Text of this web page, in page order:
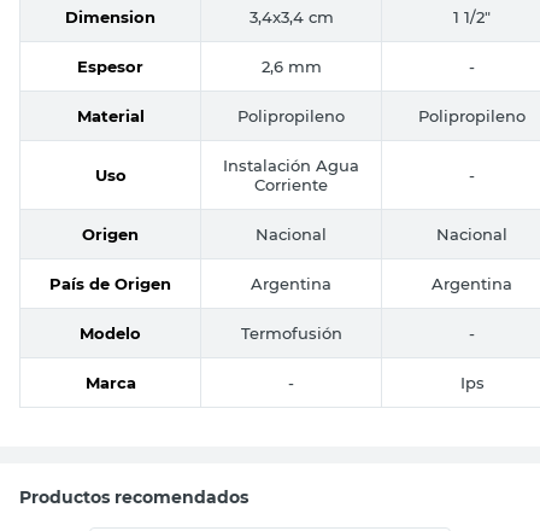
Dimension 3,4x3,4 cm 1 1/2"
Espesor 2,6 mm -
Material Polipropileno Polipropileno
Uso
Instalación Agua
Corriente
-
Origen Nacional Nacional
País de Origen Argentina Argentina
Modelo Termofusión -
Marca - Ips
Productos recomendados